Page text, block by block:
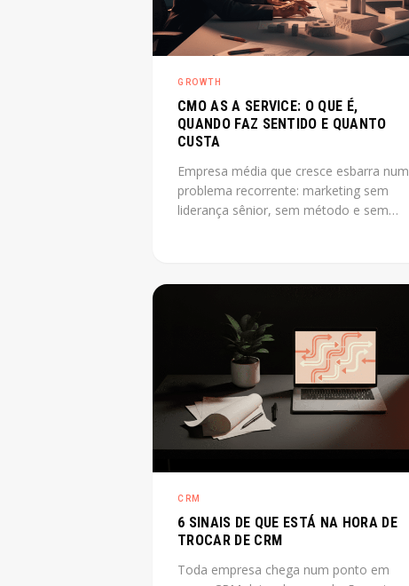
GROWTH
CMO AS A SERVICE: O QUE É,
QUANDO FAZ SENTIDO E QUANTO
CUSTA
Empresa média que cresce esbarra num
problema recorrente: marketing sem
liderança sênior, sem método e sem
explica o que é, quando cabe e quanto
CRM
6 SINAIS DE QUE ESTÁ NA HORA DE
TROCAR DE CRM
Toda empresa chega num ponto em